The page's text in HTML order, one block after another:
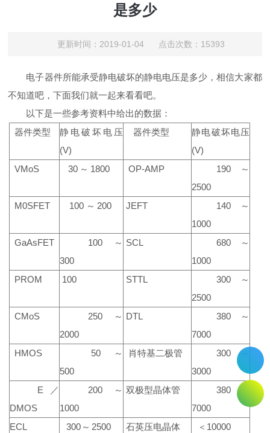
是多少
更新时间：2019-01-04 点击次数：15393
电子器件所能承受静电破坏的静电电压是多少，相信大家都
不知道吧，下面我们就一起来看看吧。
以下是一些参考资料中给出的数据：
器件类型
静电破坏电压
(V)
器件类型
静电破坏电压
(V)
VMoS
30～1800 OP-AMP
190～
2500
M0SFET
100～200 JEFT
140～
1000
GaAsFET
100～
300
SCL
680～
1000
PROM
100 STTL
300～
2500
CMoS
250～
2000
DTL
380～
7000
HMOS
50～
500
肖特基二极管
300～
3000
E／
DMOS
200～
1000
双极型晶体管
380～
7000
ECL
300～2500 石英压电晶体 ＜10000